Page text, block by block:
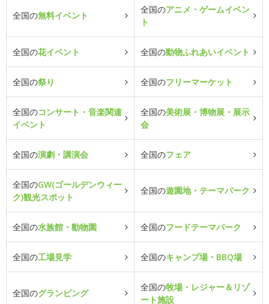
全国の無料イベント
全国のアニメ・ゲームイベン
ト
全国の花イベント 全国の動物ふれあいイベント
全国の祭り 全国のフリーマーケット
全国のコンサート・音楽関連
イベント
全国の美術展・博物展・展示
会
全国の演劇・講演会 全国のフェア
全国のGW(ゴールデンウィー
ク)観光スポット
全国の遊園地・テーマパーク
全国の水族館・動物園 全国のフードテーマパーク
全国の工場見学 全国のキャンプ場・BBQ場
全国のグランピング
全国の牧場・レジャー＆リゾ
ート施設